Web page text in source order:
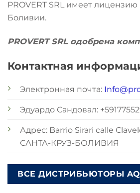
PROVERT SRL имеет
Боливии.
PROVERT SRL одобрена
Контактная
Электронная почта:
Эдуардо Сандовал:
Адрес: Barrio Sirari calle
САНТА-КРУЗ-БОЛИВИЯ
ВСЕ ДИСТРИБЬЮТОРЫ